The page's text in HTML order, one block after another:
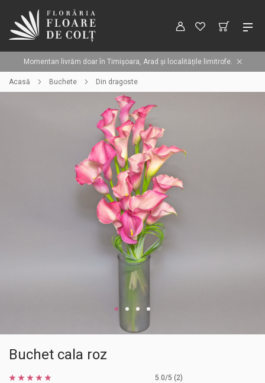
Momentan livrăm doar în Timișoara, Arad și localitățile limitrofe.
Acasă Buchete Din dragoste
Buchet cala roz
5.0/5 (2)